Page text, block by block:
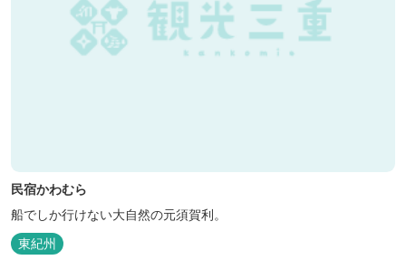
民宿かわむら
船でしか行けない大自然の元須賀利。
東紀州